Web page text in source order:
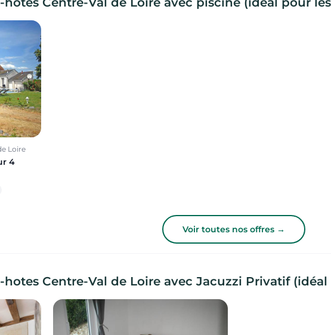
Loire
4
Voir toutes nos offres →
Centre-Val de Loire avec Jacuzzi Privatif